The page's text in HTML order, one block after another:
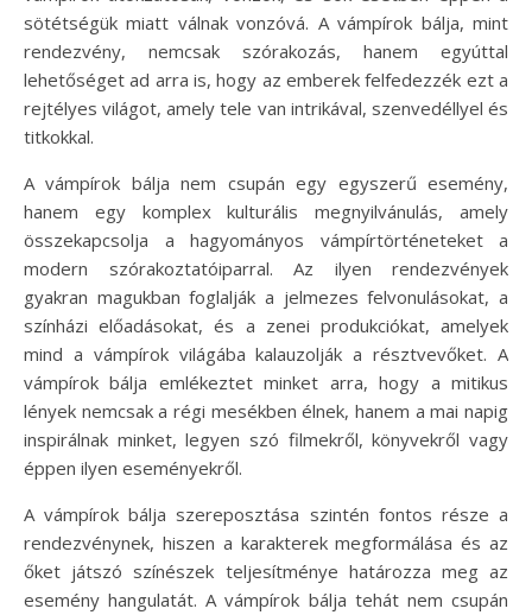
sötétségük miatt válnak vonzóvá. A vámpírok bálja, mint
rendezvény, nemcsak szórakozás, hanem egyúttal
lehetőséget ad arra is, hogy az emberek felfedezzék ezt a
rejtélyes világot, amely tele van intrikával, szenvedéllyel és
titkokkal.
A vámpírok bálja nem csupán egy egyszerű esemény,
hanem egy komplex kulturális megnyilvánulás, amely
összekapcsolja a hagyományos vámpírtörténeteket a
modern szórakoztatóiparral. Az ilyen rendezvények
gyakran magukban foglalják a jelmezes felvonulásokat, a
színházi előadásokat, és a zenei produkciókat, amelyek
mind a vámpírok világába kalauzolják a résztvevőket. A
vámpírok bálja emlékeztet minket arra, hogy a mitikus
lények nemcsak a régi mesékben élnek, hanem a mai napig
inspirálnak minket, legyen szó filmekről, könyvekről vagy
éppen ilyen eseményekről.
A vámpírok bálja szereposztása szintén fontos része a
rendezvénynek, hiszen a karakterek megformálása és az
őket játszó színészek teljesítménye határozza meg az
esemény hangulatát. A vámpírok bálja tehát nem csupán